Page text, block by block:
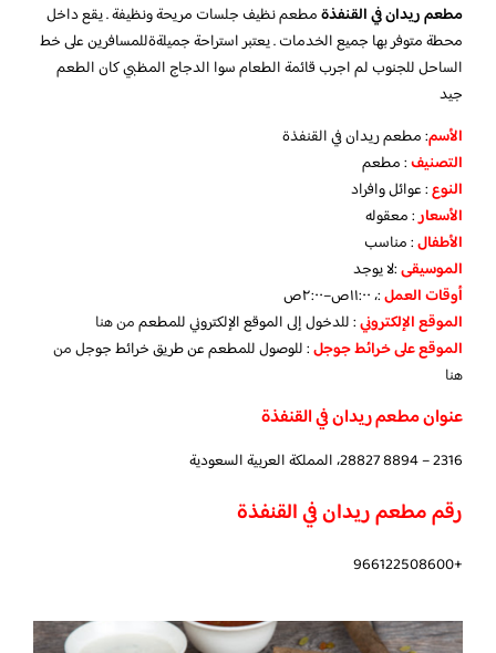
مطعم ريدان في القنفذةمطعم نظيف جلسات مريحة ونظيفة . يقع داخل
محطة متوفر بها جميع الخدمات . يعتبر استراحة جميلةةللمسافرين على خط
الساحل للجنوب لم اجرب قائمة الطعام سوا الدجاج المظبي كان الطعم
جيد
الأسم: مطعم ريدان في القنفذة
التصنيف: مطعم
النوع: عوائل وافراد
الأسعار: معقوله
الأطفال: مناسب
الموسيقى:لا يوجد
أوقات العمل:، ١١:٠٠ص–٢:٠٠ص
الموقعالإلكتروني: للدخول إلى الموقع الإلكتروني للمطعممن هنا
الموقع على خرائط جوجل: للوصول للمطعم عن طريق خرائط جوجلمن
هنا
عنوان مطعم ريدان في القنفذة
2316 – 8894 28827، المملكة العربية السعودية
رقم مطعم ريدان في القنفذة
+966122508600